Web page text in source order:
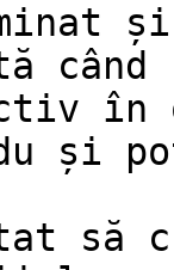
și
când
în
și
să